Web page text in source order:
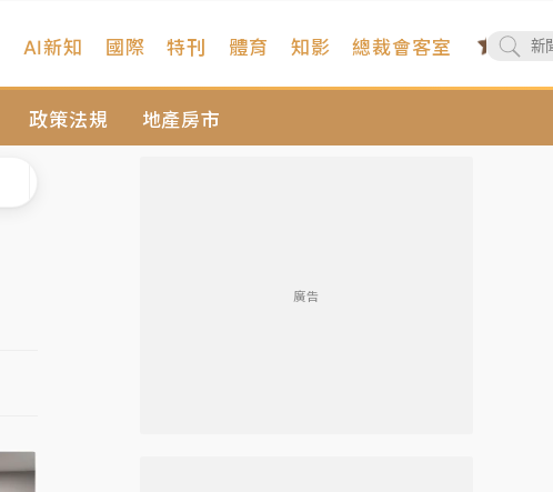
政策法規 地產房市
AI新知 國際 特刊 體育 知影 總裁會客室
廣告